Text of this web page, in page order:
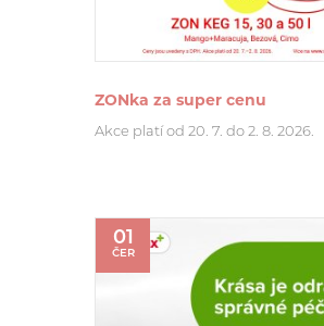
ZONka za super cenu
Akce platí od 20. 7. do 2. 8. 2026.
01
ČER